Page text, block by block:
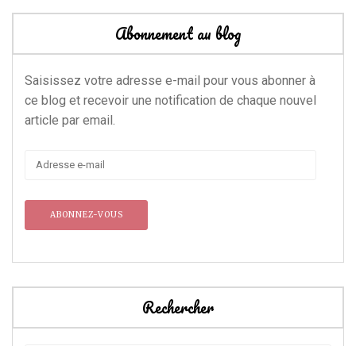
Abonnement au blog
Saisissez votre adresse e-mail pour vous abonner à
ce blog et recevoir une notification de chaque nouvel
article par email.
Adresse
mail
Rechercher